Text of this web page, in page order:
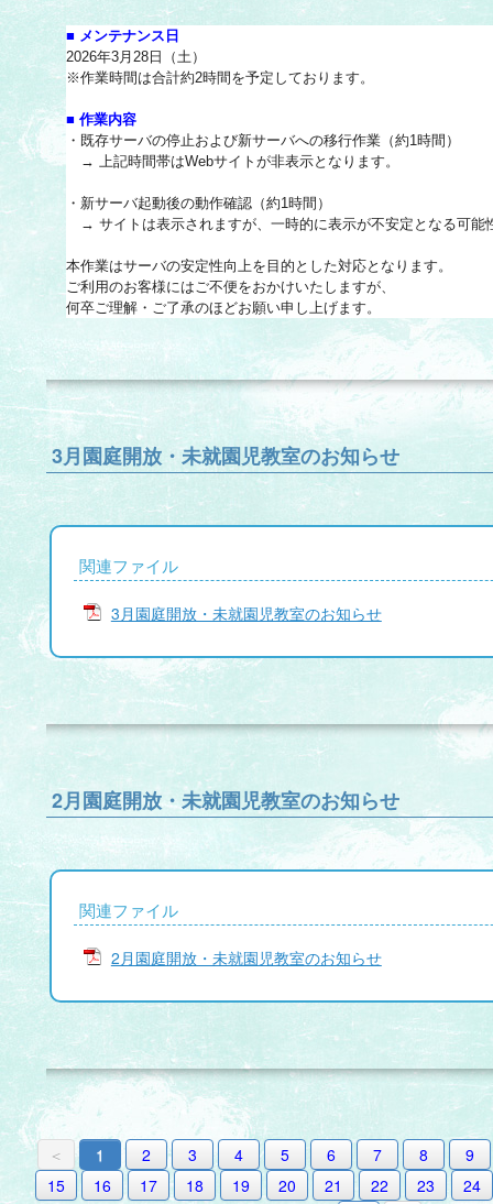
■ メンテナンス日
2026年3月28日（土）
※作業時間は合計約2時間を予定しております。
■ 作業内容
・既存サーバの停止および新サーバへの移行作業（約1時間）
→ 上記時間帯はWebサイトが非表示となります。
・新サーバ起動後の動作確認（約1時間）
→ サイトは表示されますが、 一時的に表示が不安定となる可能
本作業はサーバの安定性向上を目的とした対応となります。
ご利用のお客様にはご不便をおかけいたしますが、
何卒ご理解・ご了承のほどお願い申し上げます。
3月園庭開放・未就園児教室のお知らせ
関連ファイル
3月園庭開放・未就園児教室のお知らせ
2月園庭開放・未就園児教室のお知らせ
関連ファイル
2月園庭開放・未就園児教室のお知らせ
＜ 1 2 3 4 5 6 7 8
9
15
16 17 18 19 20 21 22 23
24